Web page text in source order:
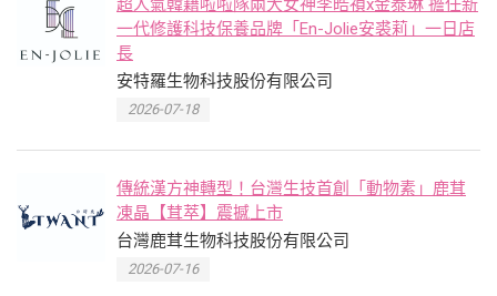
超人氣韓籍啦啦隊兩大女神李晧禎x金泰琳 擔任新
一代修護科技保養品牌「En-Jolie安裘莉」一日店
長
安特羅生物科技股份有限公司
2026-07-18
傳統漢方神轉型！台灣生技首創「動物素」鹿茸
凍晶【茸萃】震撼上市
台灣鹿茸生物科技股份有限公司
2026-07-16